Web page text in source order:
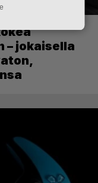
jokaisella